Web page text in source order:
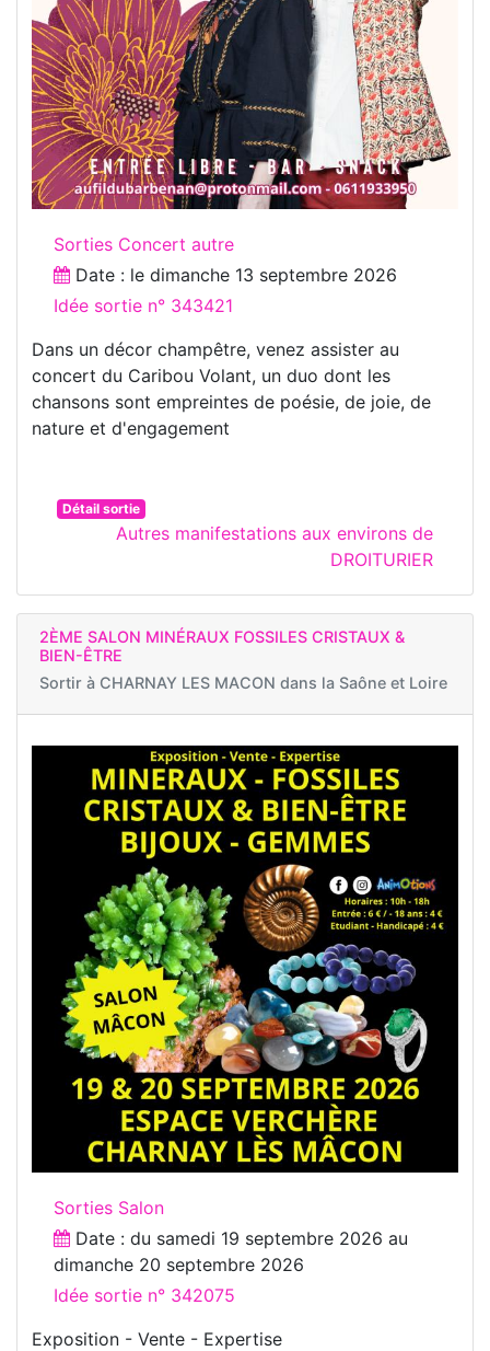
Sorties Concert autre
Date : le dimanche 13 septembre 2026
Idée sortie n° 343421
Dans un décor champêtre, venez assister au
concert du Caribou Volant, un duo dont les
chansons sont empreintes de poésie, de joie, de
nature et d'engagement
Détail sortie
Autres manifestations aux environs de
DROITURIER
2ÈME SALON MINÉRAUX FOSSILES CRISTAUX &
BIEN-ÊTRE
Sortir à CHARNAY LES MACON dans la Saône et Loire
Sorties Salon
Date : du samedi 19 septembre 2026 au
dimanche 20 septembre 2026
Idée sortie n° 342075
Exposition - Vente - Expertise